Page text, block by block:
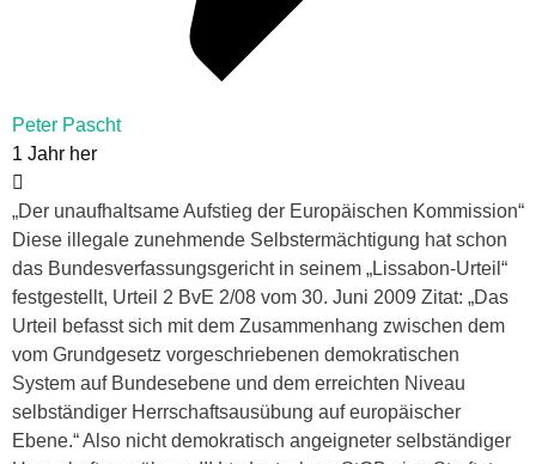
Peter Pascht
1 Jahr her
„Der unaufhaltsame Aufstieg der Europäischen Kommission“
Diese illegale zunehmende Selbstermächtigung hat schon
das Bundesverfassungsgericht in seinem „Lissabon-Urteil“
festgestellt, Urteil 2 BvE 2/08 vom 30. Juni 2009 Zitat: „Das
Urteil befasst sich mit dem Zusammenhang zwischen dem
vom Grundgesetz vorgeschriebenen demokratischen
System auf Bundesebene und dem erreichten Niveau
selbständiger Herrschaftsausübung auf europäischer
Ebene.“ Also nicht demokratisch angeigneter selbständiger